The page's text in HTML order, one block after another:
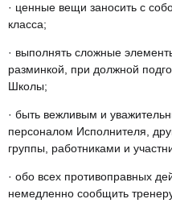
· ценные вещи заносить с
класса;
· выполнять сложные
разминкой, при должной
Школы;
· быть вежливым и
персоналом Исполнителя,
группы, работниками и
· обо всех противоправных
немедленно сообщить